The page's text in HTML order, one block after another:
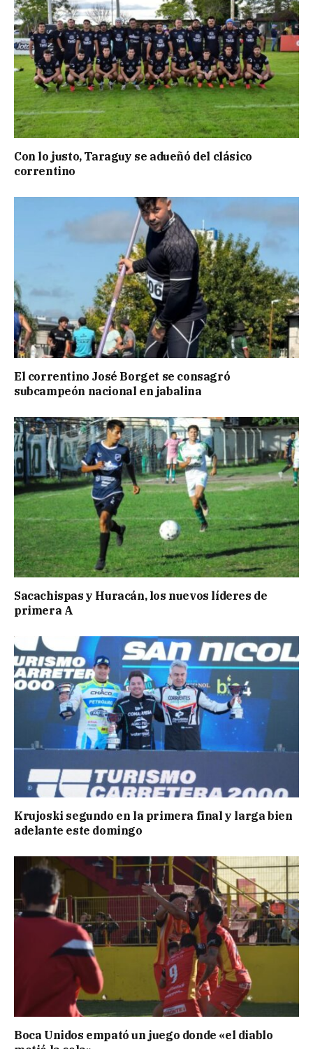
Con lo justo, Taraguy se adueñó del clásico
correntino
El correntino José Borget se consagró
subcampeón nacional en jabalina
Sacachispas y Huracán, los nuevos líderes de
primera A
Krujoski segundo en la primera final y larga bien
adelante este domingo
Boca Unidos empató un juego donde «el diablo